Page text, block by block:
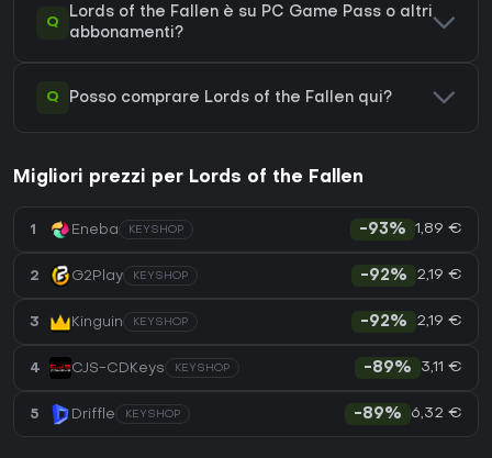
Q
Lords of the Fallen è su PC Game Pass o altri
abbonamenti?
Q Posso comprare Lords of the Fallen qui?
Migliori prezzi per Lords of the Fallen
1 Eneba KEYSHOP -93% 1,89 €
2 G2Play KEYSHOP -92% 2,19 €
3 Kinguin KEYSHOP -92% 2,19 €
4 CJS-CDKeys KEYSHOP -89% 3,11 €
5 Driffle KEYSHOP -89% 6,32 €